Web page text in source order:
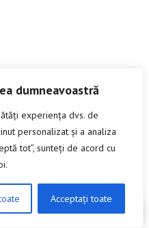
dumneavoastră
experiența dvs. de
personalizat și a analiza
tot”, sunteți de acord cu
Acceptați toate
DISCUTA